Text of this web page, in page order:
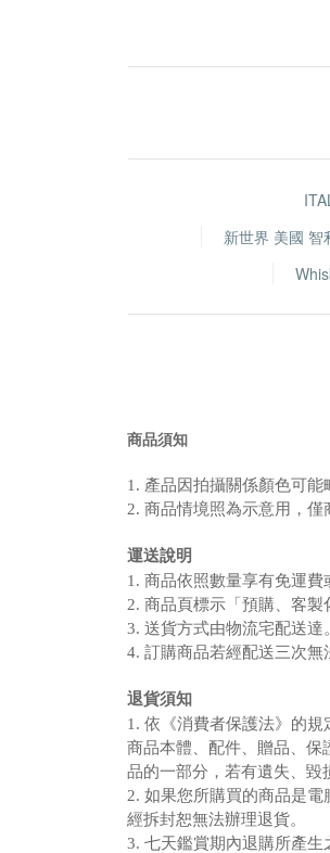
新世界 美國 智
商品須知
1. 產品因拍攝關係顏色可能
2. 商品情境照為示意用，僅
運送說明
1. 商品依照數量享有免運
2. 商品頁標示「預購、客製
3. 送貨方式由物流宅配送達。
4. 訂購商品若經配送三次無
退貨須知
1. 依《消費者保護法》的規
商品本體、配件、贈品、保
品的一部分，若有遺失、毀
2. 如果您所購買的商品是
經拆封恕無法辦理退貨。
3. 七天鑑賞期內退購所產生